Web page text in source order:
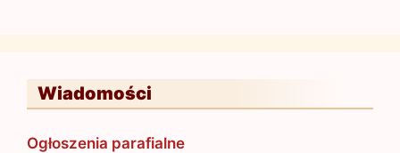
Wiadomości
Ogłoszenia parafialne